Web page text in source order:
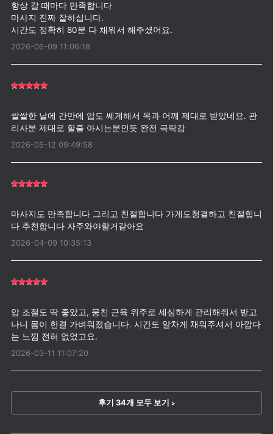
항상 갈 때마다 만족합니다
마사지 진짜 잘하십니다.
2026-06-09 11:06:18
쌀쌀한 날에 간만에 압도 쎄게해서 목과 어깨 제대로 받았네요. 관
2026-05-12 09:49:58
마사지도 만족합니다 그리고 친절합니다 가게도청결하고 친절힙니
2026-04-09 10:35:13
압 조절도 딱 좋았고, 뭉친 근육 위주로 세심하게 관리해줘서 받고
나니 몸이 한결 가벼워졌습니다. 시간도 알차게 채워주셔서 아깝다
2026-03-11 11:07:20
후기 34개 모두 보기 >